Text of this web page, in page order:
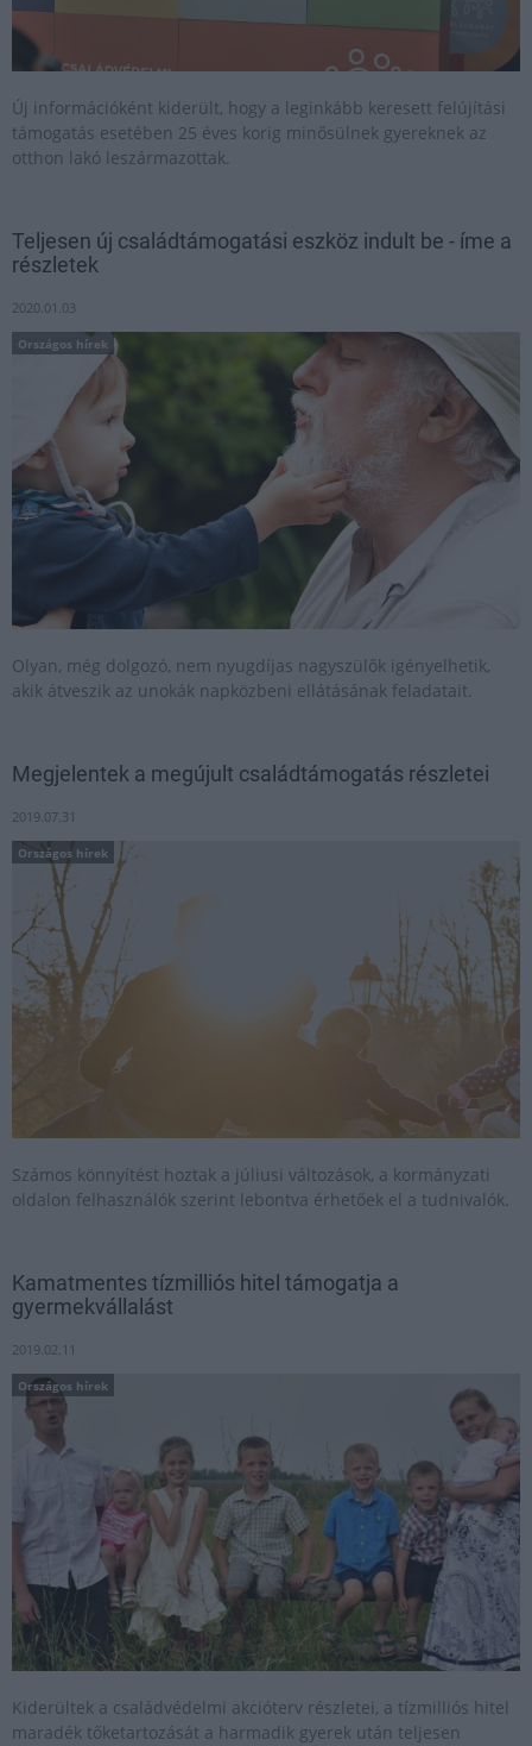
Új információként kiderült, hogy a leginkább keresett felújítási
támogatás esetében 25 éves korig minősülnek gyereknek az
otthon lakó leszármazottak.
Teljesen új családtámogatási eszköz indult be - íme a
részletek
2020.01.03
Országos hírek
Olyan, még dolgozó, nem nyugdíjas nagyszülők igényelhetik,
akik átveszik az unokák napközbeni ellátásának feladatait.
Megjelentek a megújult családtámogatás részletei
2019.07.31
Országos hírek
Számos könnyítést hoztak a júliusi változások, a kormányzati
oldalon felhasználók szerint lebontva érhetőek el a tudnivalók.
Kamatmentes tízmilliós hitel támogatja a
gyermekvállalást
2019.02.11
Országos hírek
Kiderültek a családvédelmi akcióterv részletei, a tízmilliós hitel
maradék tőketartozását a harmadik gyerek után teljesen